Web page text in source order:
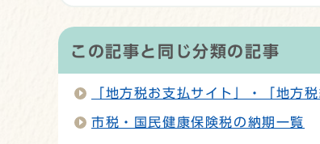
この記事と同じ分類の記事
「地方税お支払サイト」・「地方
市税・国民健康保険税の納期一覧